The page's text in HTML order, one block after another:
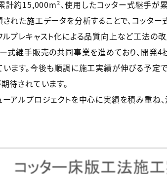
計約15,000m²、使用したコッター式継手が
れた施工データを分析することで、コッタ
プレキャスト化による品質向上など工法の
式継手販売の共同事業を進めており、開
います。今後も順調に施工実績が伸びる予
待されています。
ーアルプロジェクトを中心に実績を積み重